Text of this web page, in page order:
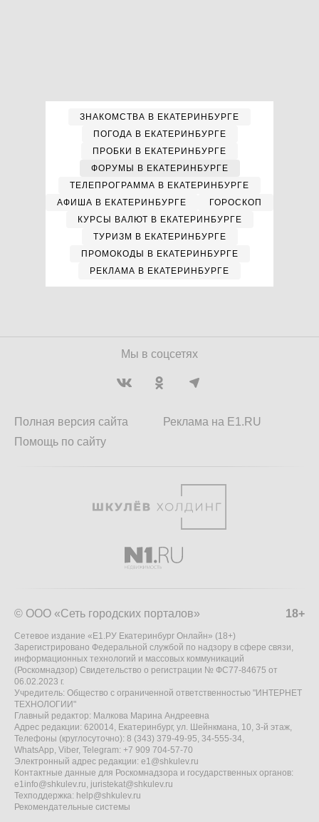
ЗНАКОМСТВА В ЕКАТЕРИНБУРГЕ
ПОГОДА В ЕКАТЕРИНБУРГЕ
ПРОБКИ В ЕКАТЕРИНБУРГЕ
ФОРУМЫ В ЕКАТЕРИНБУРГЕ
ТЕЛЕПРОГРАММА В ЕКАТЕРИНБУРГЕ
АФИША В ЕКАТЕРИНБУРГЕ
ГОРОСКОП
КУРСЫ ВАЛЮТ В ЕКАТЕРИНБУРГЕ
ТУРИЗМ В ЕКАТЕРИНБУРГЕ
ПРОМОКОДЫ В ЕКАТЕРИНБУРГЕ
РЕКЛАМА В ЕКАТЕРИНБУРГЕ
Мы в соцсетях
Полная версия сайта
Помощь по сайту
Реклама на E1.RU
18+
© ООО «Сеть городских порталов»
Сетевое издание «Е1.РУ Екатеринбург Онлайн» (18+)
Зарегистрировано Федеральной службой по надзору в сфере связи,
информационных технологий и массовых коммуникаций
(Роскомнадзор) Свидетельство о регистрации № ФС77-84675 от
06.02.2023 г.
Учредитель: Общество с ограниченной ответственностью "ИНТЕРНЕТ
ТЕХНОЛОГИИ"
Главный редактор: Малкова Марина Андреевна
Адрес редакции: 620014, Екатеринбург, ул. Шейнкмана, 10, 3-й этаж,
Телефоны (круглосуточно): 8 (343) 379-49-95, 34-555-34,
WhatsApp, Viber, Telegram: +7 909 704-57-70
Электронный адрес редакции: e1@shkulev.ru
Контактные данные для Роскомнадзора и государственных органов:
e1info@shkulev.ru, juristekat@shkulev.ru
Техподдержка: help@shkulev.ru
Рекомендательные системы